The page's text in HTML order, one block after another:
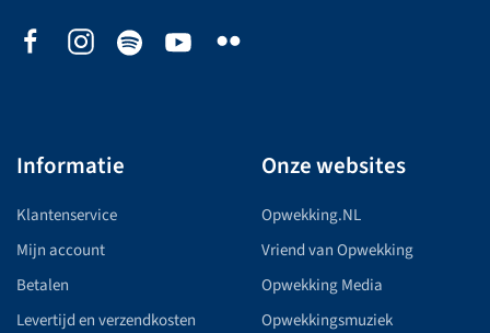
Informatie
Klantenservice
Mijn account
Betalen
Levertijd en verzendkosten
Onze websites
Opwekking.NL
Vriend van Opwekking
Opwekking Media
Opwekkingsmuziek